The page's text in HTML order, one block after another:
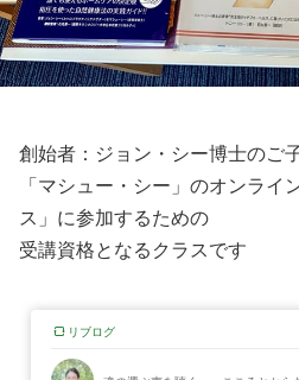
創始者：ジョン・シー博士のご
「マシュー・シー」のオンライ
ス」に参加するための
受講資格となるクラスです